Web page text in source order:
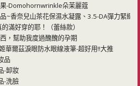
-Domohornwrinkle朵茉麗蔻
~香奈兒山茶花保濕水凝露、3.5-DA彈力緊緻
滿好穿的耶！（蕾絲款）
，幫助我度過醜醜的孕期
華爾茲淚眼防水眼線液筆-超好用!!大推
品
-卸妝
-洗臉